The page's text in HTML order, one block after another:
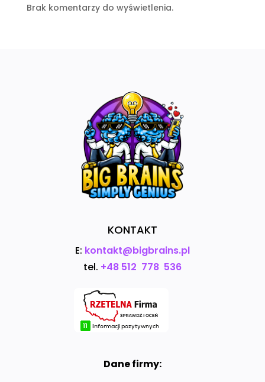
Brak komentarzy do wyświetlenia.
KONTAKT
E: kontakt@bigbrains.pl
tel. +48 512 778 536
Dane firmy: